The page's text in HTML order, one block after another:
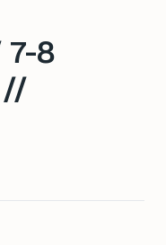
7-8
//